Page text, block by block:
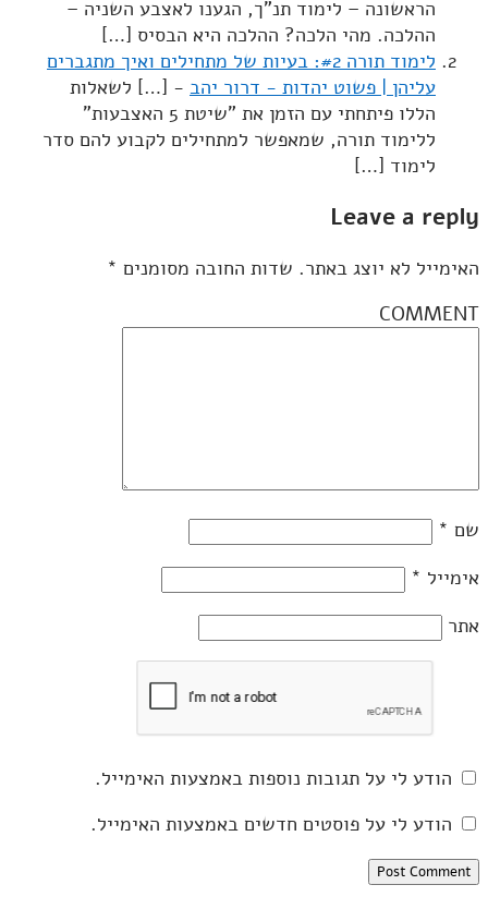
הראשונה – לימוד תנ"ך, הגענו לאצבע השניה –
ההלכה. מהי הלכה? ההלכה היא הבסיס […]
לימוד תורה #2: בעיות של מתחילים ואיך מתגברים
עליהן | פשוט יהדות - דרור יהב - […] לשאלות
הללו פיתחתי עם הזמן את "שיטת 5 האצבעות"
ללימוד תורה, שמאפשר למתחילים לקבוע להם סדר
לימוד […]
Leave a reply
האימייל לא יוצג באתר. שדות החובה מסומנים *
COMMENT
שם *
אימייל *
אתר
הודע לי על תגובות נוספות באמצעות האימייל.
הודע לי על פוסטים חדשים באמצעות האימייל.